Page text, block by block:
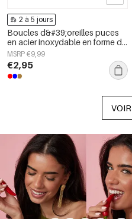
2 à 5 jours
Boucles d&#39;oreilles puces
en acier inoxydable en forme de
cœur, collection Daily Simple,
bijoux pour femmes
MSRP €9,99
€2,95